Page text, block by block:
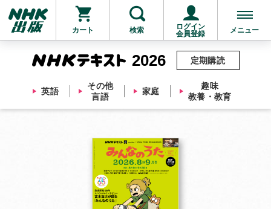
カート 検索
ログイン
会員登録
メニュー
2026
英語
その他
言語
家庭
趣味
教養・教育
定期購読
他にも商品を買う